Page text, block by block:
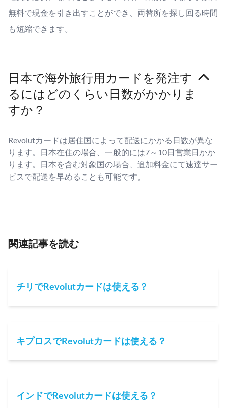
無料で現金を引き出すことができ、両替所を探し回る時間
も短縮できます。
日本で海外旅行用カードを発注す
るにはどのくらい日数がかかりま
すか？
Revolutカードは居住国によって配送にかかる日数が異な
ります。日本在住の場合、一般的には7～10日営業日かか
ります。日本を含む対象国の場合、追加料金にて速達サー
ビスで配送を早めることも可能です。
関連記事を読む
チリでRevolutカードは使える？
キプロスでRevolutカードは使える？
インドでRevolutカードは使える？